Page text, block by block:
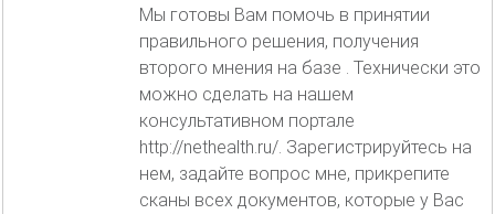
Мы готовы Вам помочь в принятии
правильного решения, получения
второго мнения на базе . Технически это
можно сделать на нашем
консультативном портале
http://nethealth.ru/. Зарегистрируйтесь на
нем, задайте вопрос мне, прикрепите
сканы всех документов, которые у Вас